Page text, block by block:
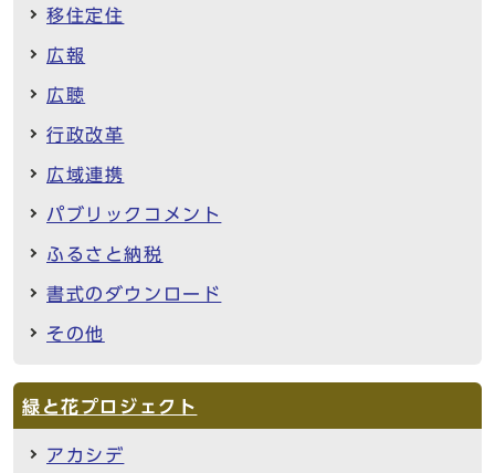
移住定住
広報
広聴
行政改革
広域連携
パブリックコメント
ふるさと納税
書式のダウンロード
その他
緑と花プロジェクト
アカシデ